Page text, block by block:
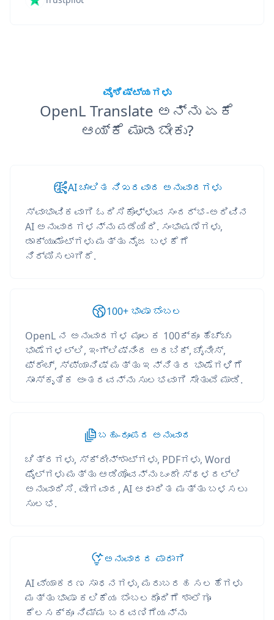
ವೈಶಿಷ್ಟ್ಯಗಳು
OpenL Translate ಅನ್ನು ಏಕೆ
ಆಯ್ಕೆ ಮಾಡಬೇಕು?
AI ಚಾಲಿತ ನಿಖರವಾದ ಅನುವಾದಗಳು
ಸ್ವಾಭಾವಿಕವಾಗಿ ಓದಿಸಿಕೊಳ್ಳುವ ಸಂದರ್ಭ-ಅರಿವಿನ
AI ಅನುವಾದಗಳನ್ನು ಪಡೆಯಿರಿ. ಸಂಭಾಷಣೆಗಳು,
ಡಾಕ್ಯುಮೆಂಟ್‌ಗಳು ಮತ್ತು ನೈಜ ಬಳಕೆಗೆ
ನಿರ್ಮಿಸಲಾಗಿದೆ.
100+ ಭಾಷಾ ಬೆಂಬಲ
OpenL ನ ಅನುವಾದಗಳ ಮೂಲಕ 100ಕ್ಕೂ ಹೆಚ್ಚು
ಭಾಷೆಗಳಲ್ಲಿ, ಇಂಗ್ಲಿಷ್‌ನಿಂದ ಅರಬಿಕ್, ಚೈನೀಸ್,
ಫ್ರೆಂಚ್, ಸ್ಪ್ಯಾನಿಷ್ ಮತ್ತು ಇನ್ನಿತರ ಭಾಷೆಗಳಿಗೆ
ಸಾಂಸ್ಕೃತಿಕ ಅಂತರವನ್ನು ಸುಲಭವಾಗಿ ಸೇತುವೆ ಮಾಡಿ.
ಬಹು-ರೂಪದ ಅನುವಾದ
ಚಿತ್ರಗಳು, ಸ್ಕ್ರೀನ್‌ಶಾಟ್‌ಗಳು, PDFಗಳು, Word
ಫೈಲ್‌ಗಳು ಮತ್ತು ಆಡಿಯೊವನ್ನು ಒಂದೇ ಸ್ಥಳದಲ್ಲಿ
ಅನುವಾದಿಸಿ. ವೇಗವಾದ, AI ಆಧಾರಿತ ಮತ್ತು ಬಳಸಲು
ಸುಲಭ.
ಅನುವಾದದ ಪಾರಾಗಿ
AI ವ್ಯಾಕರಣ ಸಾಧನಗಳು, ಮರುಬರಹ ಸಲಹೆಗಳು
ಮತ್ತು ಭಾಷಾ ಕಲಿಕೆಯ ಬೆಂಬಲದೊಂದಿಗೆ ಶಾಲೆಗೂ
ಕೆಲಸಕ್ಕೂ ನಿಮ್ಮ ಬರವಣಿಗೆಯನ್ನು